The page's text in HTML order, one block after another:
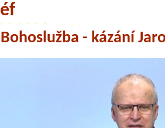
Bohoslužba - kázání